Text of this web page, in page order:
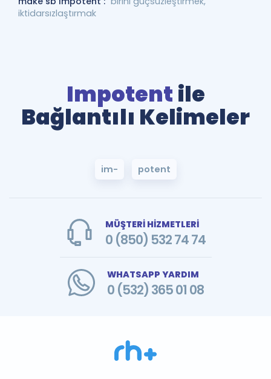
iktidarsızlaştırmak
Impotent ile
Bağlantılı Kelimeler
im- potent
MÜŞTERİ HİZMETLERİ
0 (850) 532 74 74
WHATSAPP YARDIM
0 (532) 365 01 08